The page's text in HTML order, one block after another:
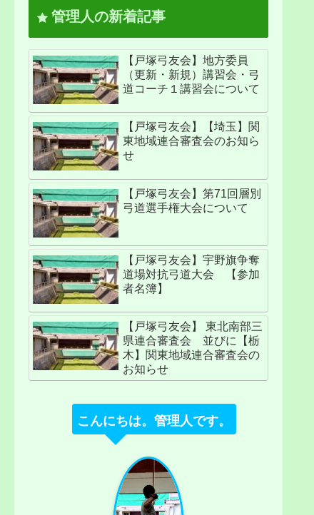
管理人の新着記事
【戸塚弓友会】地方委員
（更新・新規）講習会・弓
道コーチ１講習会について
【戸塚弓友会】【埼玉】関
東地域連合審査会のお知ら
せ
【戸塚弓友会】第71回層別
弓道選手権大会について
【戸塚弓友会】宇野旗争奪
道場対抗弓道大会 【参加
者名簿】
【戸塚弓友会】 東北南部三
県連合審査会 並びに【栃
木】関東地域連合審査会の
お知らせ
こんにちは。管理人です。